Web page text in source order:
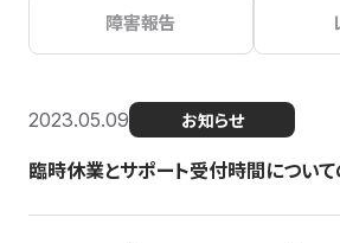
障害報告
2023.05.09 お知らせ
臨時休業とサポート受付時間につい